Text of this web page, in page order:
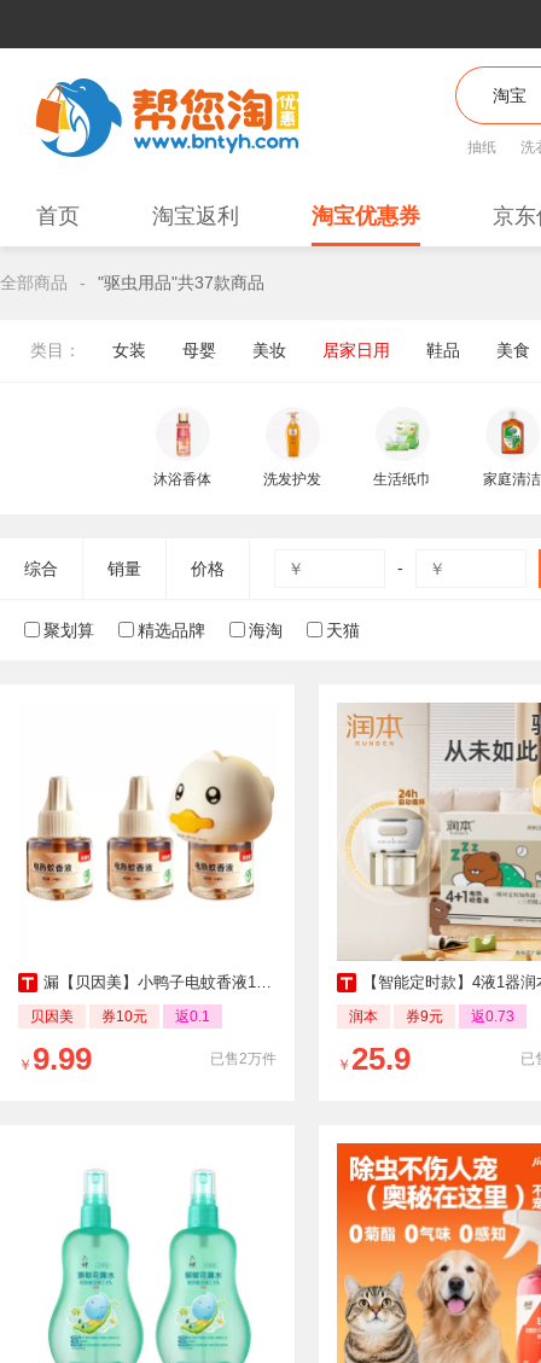
抽纸 洗
首页 淘宝返利 淘宝优惠券 京东
全部商品 - "驱虫用品"共37款商品
类目： 女装 母婴 美妆 居家日用 鞋品 美食
沐浴香体 洗发护发 生活纸巾 家庭清洁
综合 销量 价格 -
聚划算 精选品牌 海淘 天猫
漏【贝因美】小鸭子电蚊香液1器+3液
贝因美 券10元 返0.1
已售2万件
￥ 9.99
【智能定时款】4液1器润本蚊香液！下
润本 券9元 返0.73
已
￥ 25.9